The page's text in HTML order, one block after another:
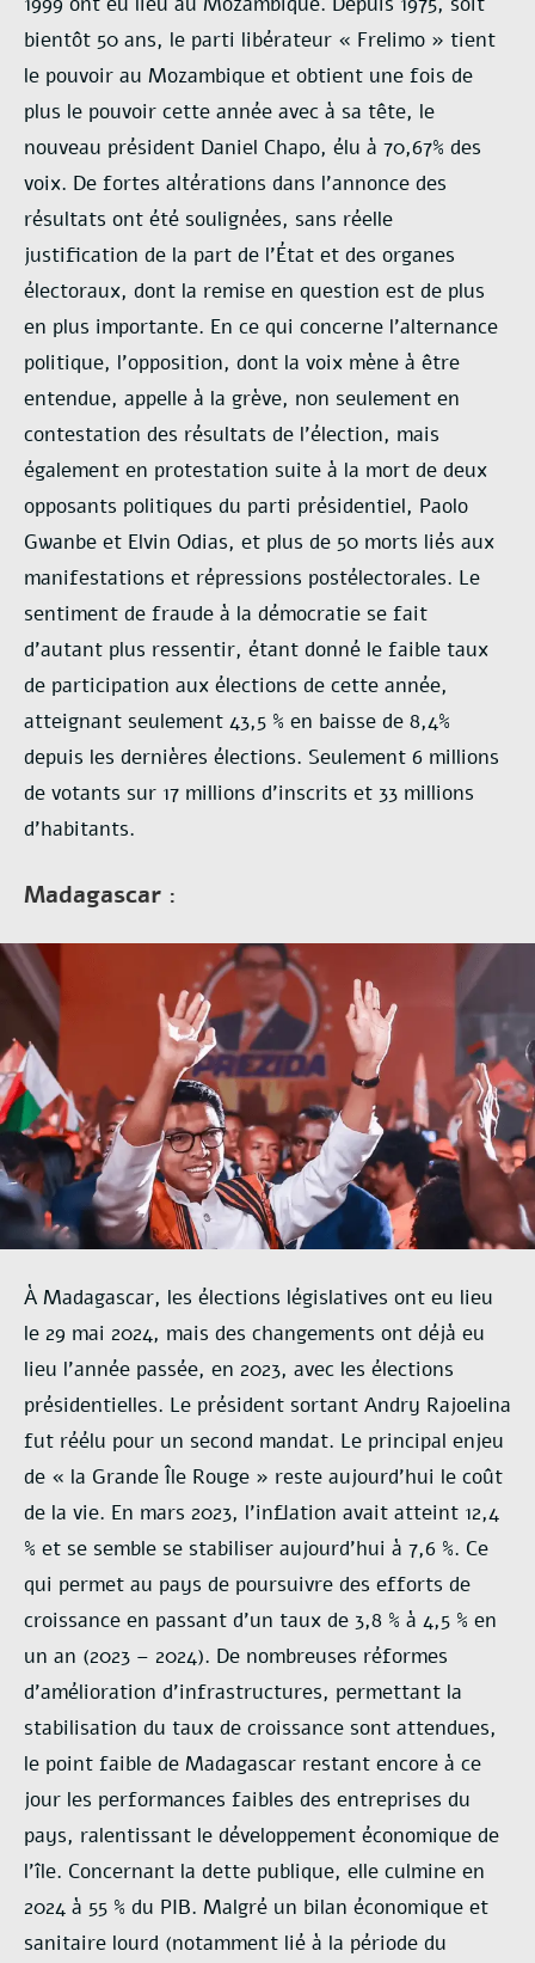
bientôt 50 ans, le parti libérateur « Frelimo » tient
le pouvoir au Mozambique et obtient une fois de
plus le pouvoir cette année avec à sa tête, le
nouveau président Daniel Chapo, élu à 70,67% des
voix. De fortes altérations dans l’annonce des
résultats ont été soulignées, sans réelle
justification de la part de l’État et des organes
électoraux, dont la remise en question est de plus
en plus importante. En ce qui concerne l’alternance
politique, l’opposition, dont la voix mène à être
entendue, appelle à la grève, non seulement en
contestation des résultats de l’élection, mais
également en protestation suite à la mort de deux
opposants politiques du parti présidentiel, Paolo
Gwanbe et Elvin Odias, et plus de 50 morts liés aux
manifestations et répressions postélectorales. Le
sentiment de fraude à la démocratie se fait
d’autant plus ressentir, étant donné le faible taux
de participation aux élections de cette année,
atteignant seulement 43,5 % en baisse de 8,4%
depuis les dernières élections. Seulement 6 millions
de votants sur 17 millions d’inscrits et 33 millions
d’habitants.
Madagascar :
À Madagascar, les élections législatives ont eu lieu
le 29 mai 2024, mais des changements ont déjà eu
lieu l’année passée, en 2023, avec les élections
présidentielles. Le président sortant Andry Rajoelina
fut réélu pour un second mandat. Le principal enjeu
de « la Grande Île Rouge » reste aujourd’hui le coût
de la vie. En mars 2023, l’inflation avait atteint 12,4
% et se semble se stabiliser aujourd’hui à 7,6 %. Ce
qui permet au pays de poursuivre des efforts de
croissance en passant d’un taux de 3,8 % à 4,5 % en
un an (2023 – 2024). De nombreuses réformes
d’amélioration d’infrastructures, permettant la
stabilisation du taux de croissance sont attendues,
le point faible de Madagascar restant encore à ce
jour les performances faibles des entreprises du
pays, ralentissant le développement économique de
l’île. Concernant la dette publique, elle culmine en
2024 à 55 % du PIB. Malgré un bilan économique et
sanitaire lourd (notamment lié à la période du